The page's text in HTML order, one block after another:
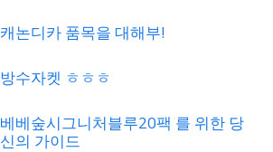
캐논디카 품목을 대해부!
방수자켓 ㅎㅎㅎ
베베숲시그니처블루20팩 를 위한 당
신의 가이드